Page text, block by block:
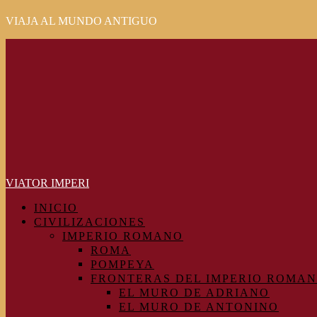
VIAJA AL MUNDO ANTIGUO
VIATOR IMPERI
INICIO
CIVILIZACIONES
IMPERIO ROMANO
ROMA
POMPEYA
FRONTERAS DEL IMPERIO
EL MURO DE ADRIANO
EL MURO DE ANTONINO